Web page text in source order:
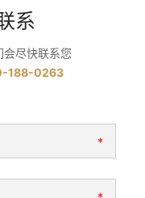
系
尽快联系您
188-0263
*